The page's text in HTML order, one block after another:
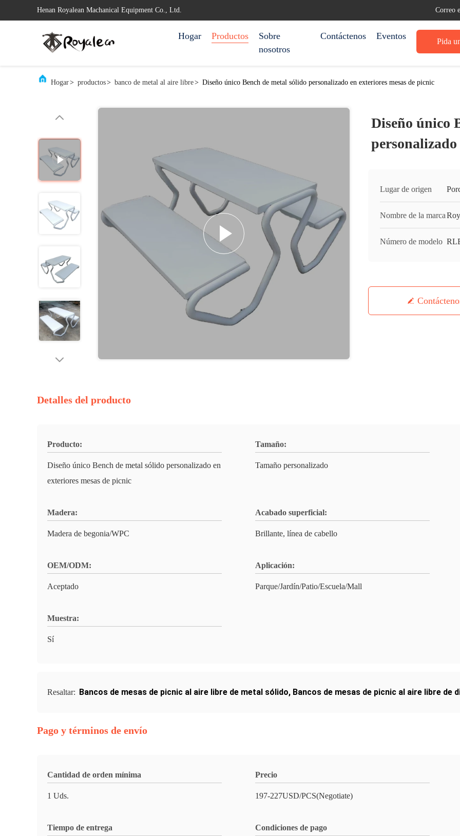
Henan Royalean Machanical Equipment Co., Ltd. Correo
Hogar Productos
Sobre
nosotros
Contáctenos Eventos
Pida
Hogar> productos> banco de metal al aire libre> Diseño único Bench de metal sólido personalizado en exteriores mesas de picnic
Diseño único
personalizado
Lugar de origen
Nombre de la marca
Número de modelo
Detalles del producto
Producto:
Diseño único Bench de metal sólido personalizado en
exteriores mesas de picnic
Tamaño:
Tamaño personalizado
Madera:
Madera de begonia/WPC
Acabado superficial:
Brillante, línea de cabello
OEM/ODM:
Aceptado
Aplicación:
Parque/Jardín/Patio/Escuela/Mall
Muestra:
Sí
Resaltar: Bancos de mesas de picnic al aire libre de metal sólido, Bancos de mesas de picnic al aire libre de
Pago y términos de envío
Cantidad de orden mínima
1 Uds.
Precio
197-227USD/PCS(Negotiate)
Tiempo de entrega Condiciones de pago